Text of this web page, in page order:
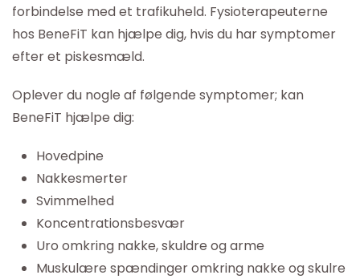
forbindelse med et trafikuheld. Fysioterapeuterne
hos BeneFiT kan hjælpe dig, hvis du har symptomer
efter et piskesmæld.
Oplever du nogle af følgende symptomer; kan
BeneFiT hjælpe dig:
Hovedpine
Nakkesmerter
Svimmelhed
Koncentrationsbesvær
Uro omkring nakke, skuldre og arme
Muskulære spændinger omkring nakke og skulre